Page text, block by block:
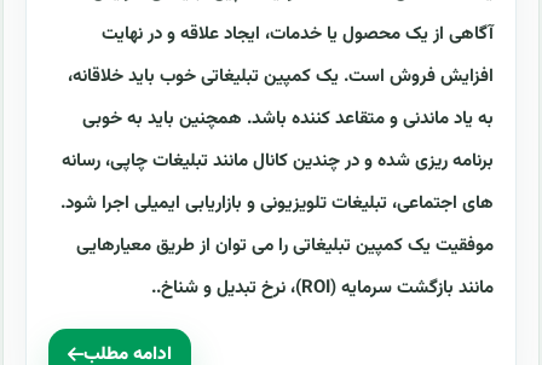
آگاهی از یک محصول یا خدمات، ایجاد علاقه و در نهایت
افزایش فروش است. یک کمپین تبلیغاتی خوب باید خلاقانه،
به یاد ماندنی و متقاعد کننده باشد. همچنین باید به خوبی
برنامه ریزی شده و در چندین کانال مانند تبلیغات چاپی، رسانه
های اجتماعی، تبلیغات تلویزیونی و بازاریابی ایمیلی اجرا شود.
موفقیت یک کمپین تبلیغاتی را می توان از طریق معیارهایی
مانند بازگشت سرمایه (ROI)، نرخ تبدیل و شناخ..
ادامه مطلب